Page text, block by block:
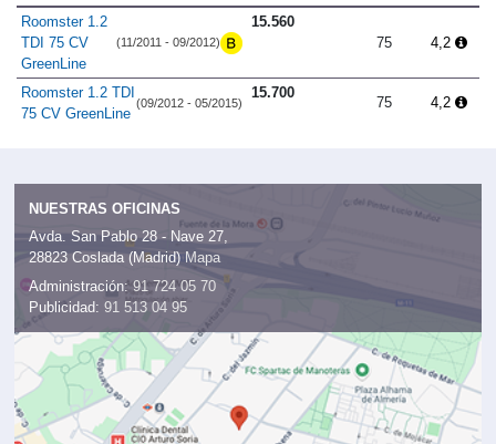
Roomster 1.2
TDI 75 CV
GreenLine
(11/2011 - 09/2012)
15.560
75
4,2
Roomster 1.2 TDI
75 CV GreenLine
(09/2012 - 05/2015)
15.700
75 4,2
NUESTRAS OFICINAS
Avda. San Pablo 28 - Nave 27,
28823 Coslada (Madrid) Mapa
Administración: 91 724 05 70
Publicidad: 91 513 04 95